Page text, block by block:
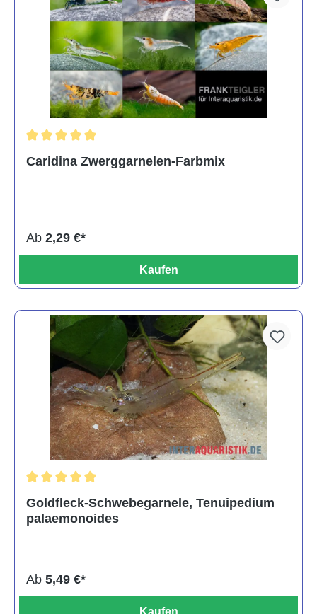
Caridina Zwerggarnelen-Farbmix
Ab 2,29 €*
Kaufen
Goldfleck-Schwebegarnele, Tenuipedium
palaemonoides
Ab 5,49 €*
Kaufen